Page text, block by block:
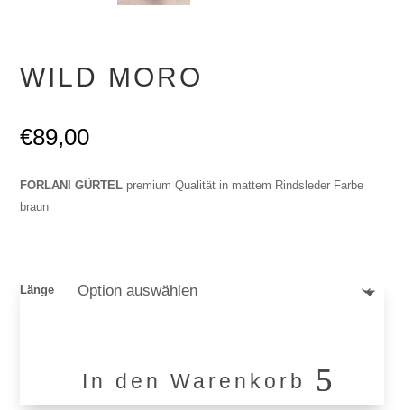
WILD MORO
€89,00
FORLANI GÜRTEL premium Qualität in mattem Rindsleder Farbe
braun
Länge
In den Warenkorb